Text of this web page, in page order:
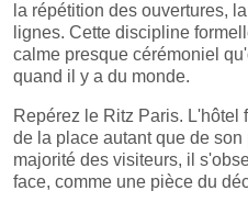
la répétition des ouvertures,
lignes. Cette discipline
calme presque cérémoniel
quand il y a du monde.
Repérez le Ritz Paris. L'hôtel
de la place autant que de
majorité des visiteurs, il
face, comme une pièce du